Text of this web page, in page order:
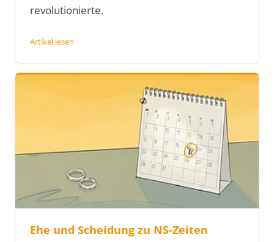
revolutionierte.
Artikel lesen
Ehe und Scheidung zu NS-Zeiten